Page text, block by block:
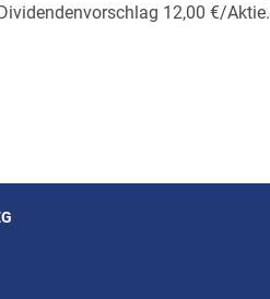
12,00 €/Aktie.